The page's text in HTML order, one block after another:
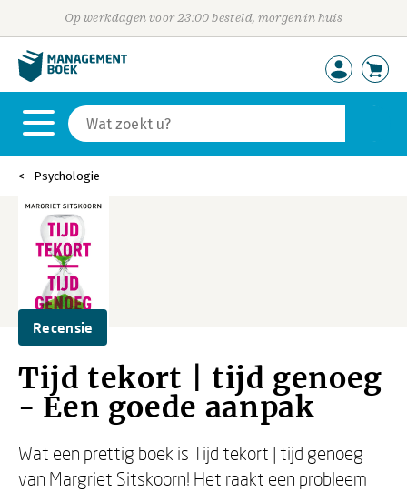
Op werkdagen voor 23:00 besteld, morgen in huis
Psychologie
Recensie
Tijd tekort | tijd genoeg
- Een goede aanpak
Wat een prettig boek is Tijd tekort | tijd genoeg
van Margriet Sitskoorn! Het raakt een probleem